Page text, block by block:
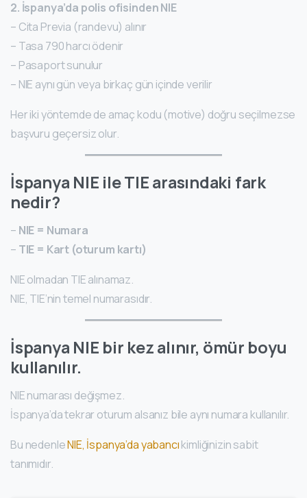
2. İspanya’da polis ofisinden NIE
– Cita Previa (randevu) alınır
– Tasa 790 harcı ödenir
– Pasaport sunulur
– NIE aynı gün veya birkaç gün içinde verilir
Her iki yöntemde de amaç kodu (motive) doğru seçilmezse
başvuru geçersiz olur.
İspanya NIE ile TIE arasındaki fark
nedir?
– NIE = Numara
– TIE = Kart (oturum kartı)
NIE olmadan TIE alınamaz.
NIE, TIE’nin temel numarasıdır.
İspanya NIE bir kez alınır, ömür boyu
kullanılır.
NIE numarası değişmez.
İspanya’da tekrar oturum alsanız bile aynı numara kullanılır.
Bu nedenleNIE, İspanya’da yabancıkimliğinizin sabit
tanımıdır.